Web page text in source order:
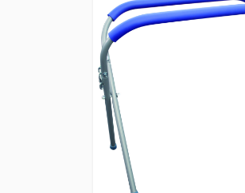
Review Stars
Your Review